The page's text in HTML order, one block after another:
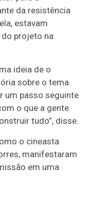
da resistência
estavam
projeto na
ideia de o
sobre o tema.
um passo seguinte
o que a gente
tudo”, disse.
o cineasta
manifestaram
em uma